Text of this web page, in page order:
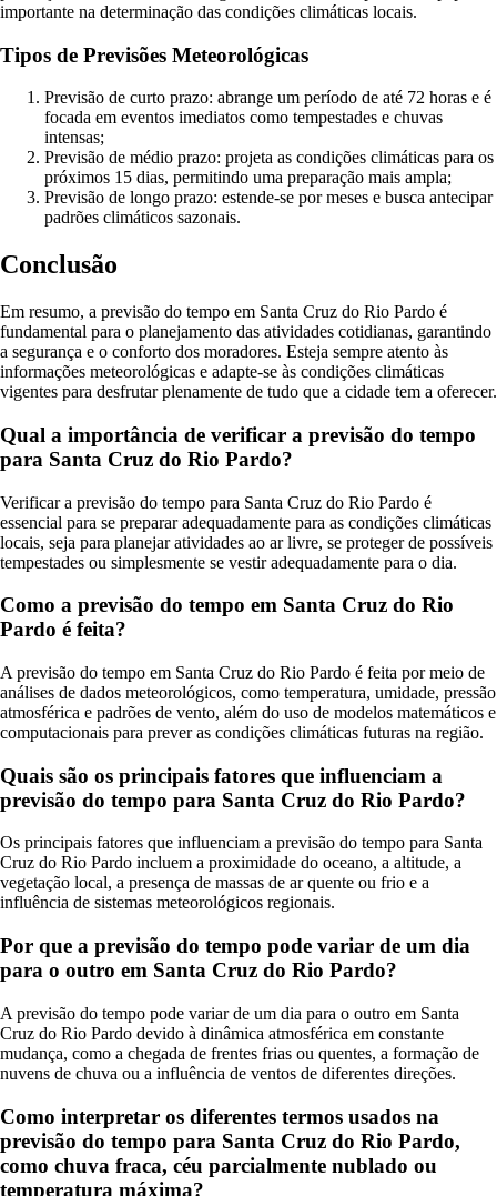
importante na determinação das condições climáticas locais.
Tipos de Previsões Meteorológicas
Previsão de curto prazo: abrange um período de até 72 horas e é
focada em eventos imediatos como tempestades e chuvas
intensas;
Previsão de médio prazo: projeta as condições climáticas para os
próximos 15 dias, permitindo uma preparação mais ampla;
Previsão de longo prazo: estende-se por meses e busca antecipar
padrões climáticos sazonais.
Conclusão
Em resumo, a previsão do tempo em Santa Cruz do Rio Pardo é
fundamental para o planejamento das atividades cotidianas, garantindo
a segurança e o conforto dos moradores. Esteja sempre atento às
informações meteorológicas e adapte-se às condições climáticas
vigentes para desfrutar plenamente de tudo que a cidade tem a oferecer.
Qual a importância de verificar a previsão do tempo
para Santa Cruz do Rio Pardo?
Verificar a previsão do tempo para Santa Cruz do Rio Pardo é
essencial para se preparar adequadamente para as condições climáticas
locais, seja para planejar atividades ao ar livre, se proteger de possíveis
tempestades ou simplesmente se vestir adequadamente para o dia.
Como a previsão do tempo em Santa Cruz do Rio
Pardo é feita?
A previsão do tempo em Santa Cruz do Rio Pardo é feita por meio de
análises de dados meteorológicos, como temperatura, umidade, pressão
atmosférica e padrões de vento, além do uso de modelos matemáticos e
computacionais para prever as condições climáticas futuras na região.
Quais são os principais fatores que influenciam a
previsão do tempo para Santa Cruz do Rio Pardo?
Os principais fatores que influenciam a previsão do tempo para Santa
Cruz do Rio Pardo incluem a proximidade do oceano, a altitude, a
vegetação local, a presença de massas de ar quente ou frio e a
influência de sistemas meteorológicos regionais.
Por que a previsão do tempo pode variar de um dia
para o outro em Santa Cruz do Rio Pardo?
A previsão do tempo pode variar de um dia para o outro em Santa
Cruz do Rio Pardo devido à dinâmica atmosférica em constante
mudança, como a chegada de frentes frias ou quentes, a formação de
nuvens de chuva ou a influência de ventos de diferentes direções.
Como interpretar os diferentes termos usados na
previsão do tempo para Santa Cruz do Rio Pardo,
como chuva fraca, céu parcialmente nublado ou
temperatura máxima?